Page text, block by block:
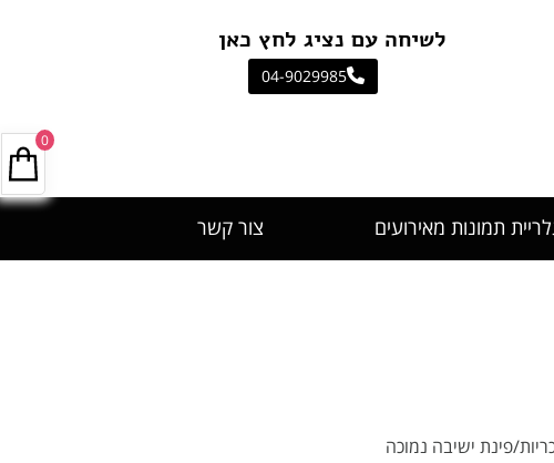
לשיחה עם נציג לחץ כאן
04-9029985
תמונות מאירועים צור קשר
פינת ישיבה נמוכה
0